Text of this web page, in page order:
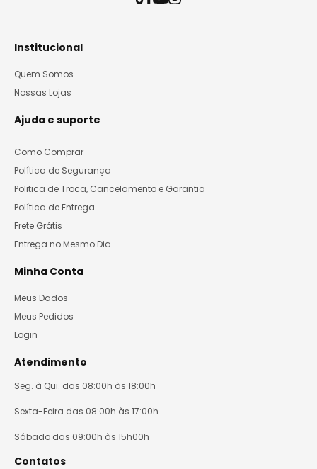
Institucional
Quem Somos
Nossas Lojas
Ajuda e suporte
Como Comprar
Política de Segurança
Politica de Troca, Cancelamento e Garantia
Política de Entrega
Frete Grátis
Entrega no Mesmo Dia
Minha Conta
Meus Dados
Meus Pedidos
Login
Atendimento
Seg. à Qui. das 08:00h às 18:00h
Sexta-Feira das 08:00h às 17:00h
Sábado das 09:00h às 15h00h
Contatos